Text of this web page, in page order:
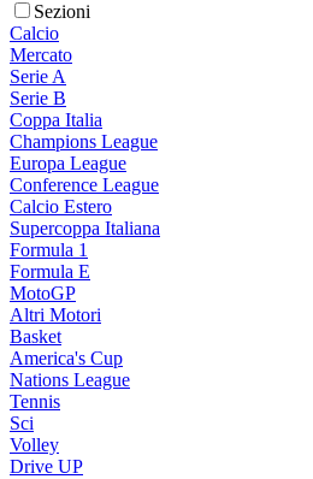
Sezioni
Calcio
Mercato
Serie A
Serie B
Coppa Italia
Champions League
Europa League
Conference League
Calcio Estero
Supercoppa Italiana
Formula 1
Formula E
MotoGP
Altri Motori
Basket
America's Cup
Nations League
Tennis
Sci
Volley
Drive UP